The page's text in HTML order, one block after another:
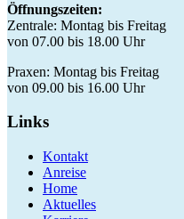
Öffnungszeiten:
Zentrale: Montag bis Freitag
von 07.00 bis 18.00 Uhr
Praxen: Montag bis Freitag
von 09.00 bis 16.00 Uhr
Links
Kontakt
Anreise
Home
Aktuelles